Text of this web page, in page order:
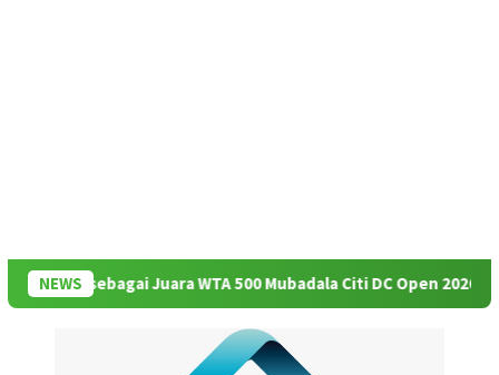
NEWSJuara WTA 500 Mubadala Citi DC Open 2026